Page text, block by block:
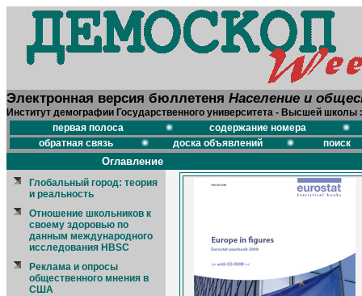
Электронная версия бюллетеня Население и
Институт демографии Государственного университета - Высшей школы
первая полоса
содержание номера
обратная связь
доска объявлений поиск
Оглавление
Глобальный город: теория
и реальность
Отношение школьников к
своему здоровью по
данным международного
исследования HBSC
Реклама и опросы
общественного мнения в
США